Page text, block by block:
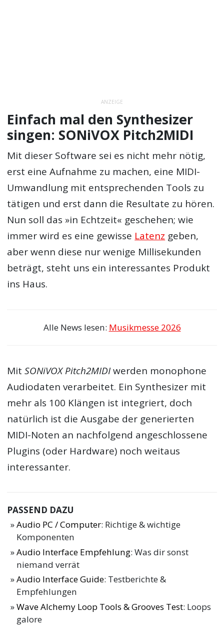
ANZEIGE
Einfach mal den Synthesizer
singen: SONiVOX Pitch2MIDI
Mit dieser Software sei es nicht mehr nötig,
erst eine Aufnahme zu machen, eine MIDI-
Umwandlung mit entsprechenden Tools zu
tätigen und erst dann die Resultate zu hören.
Nun soll das »in Echtzeit« geschehen; wie
immer wird es eine gewisse Latenz geben,
aber wenn diese nur wenige Millisekunden
beträgt, steht uns ein interessantes Produkt
ins Haus.
Alle News lesen: Musikmesse 2026
MitSONiVOX Pitch2MIDIwerden monophone
Audiodaten verarbeitet. Ein Synthesizer mit
mehr als 100 Klängen ist integriert, doch
natürlich ist die Ausgabe der generierten
MIDI-Noten an nachfolgend angeschlossene
Plugins (oder Hardware) noch weitaus
interessanter.
PASSEND DAZU
Audio PC / Computer: Richtige & wichtige
Komponenten
Audio Interface Empfehlung: Was dir sonst
niemand verrät
Audio Interface Guide: Testberichte &
Empfehlungen
Wave Alchemy Loop Tools & Grooves Test: Loops
galore